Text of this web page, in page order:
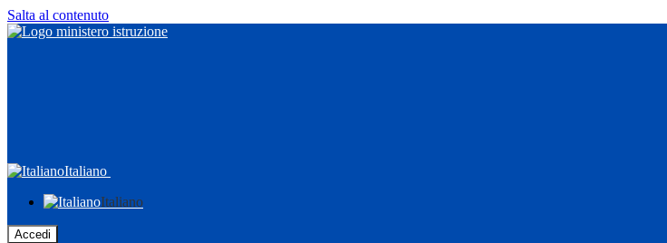
Salta al contenuto
Italiano
Italiano
Accedi